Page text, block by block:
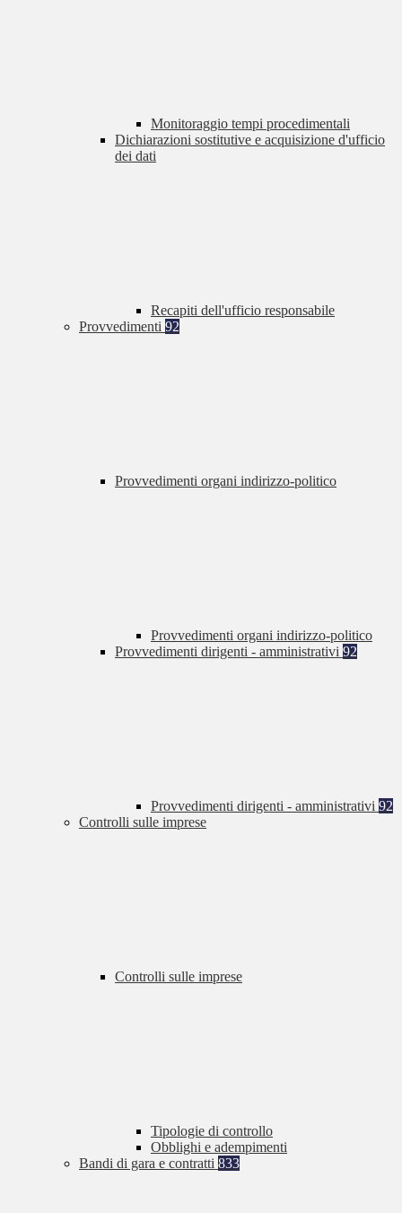
Monitoraggio tempi procedimentali
Dichiarazioni sostitutive e acquisizione d'ufficio
dei dati
Recapiti dell'ufficio responsabile
Provvedimenti 92
Provvedimenti organi indirizzo-politico
Provvedimenti organi indirizzo-politico
Provvedimenti dirigenti - amministrativi 92
Provvedimenti dirigenti - amministrativi 92
Controlli sulle imprese
Controlli sulle imprese
Tipologie di controllo
Obblighi e adempimenti
Bandi di gara e contratti 833